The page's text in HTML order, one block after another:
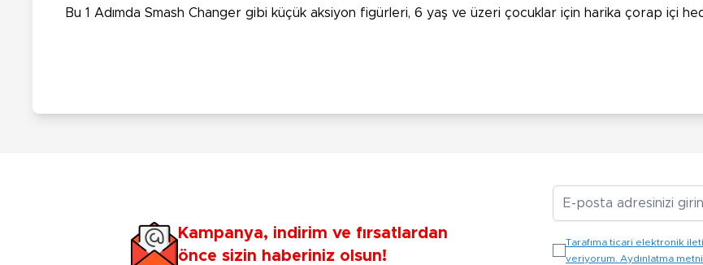
Bu 1 Adımda Smash Changer gibi küçük aksiyon figürleri, 6 yaş ve üzeri çocuklar için harika çorap içi
Kampanya, indirim ve fırsatlardan
önce sizin haberiniz olsun!
Tarafıma ticari elektronik
veriyorum. Aydınlatma